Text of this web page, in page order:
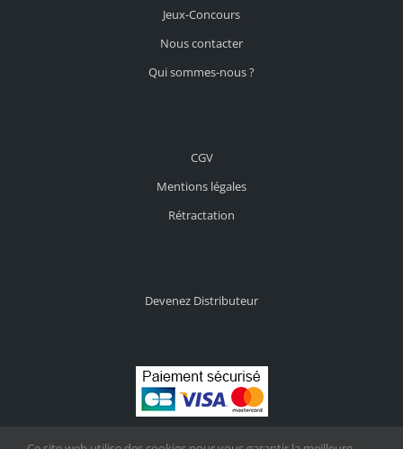
Jeux-Concours
Nous contacter
Qui sommes-nous ?
CGV
Mentions légales
Rétractation
Devenez Distributeur